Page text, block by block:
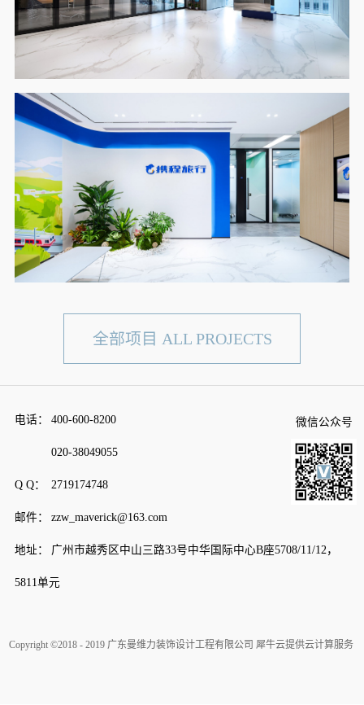
全部项目 ALL PROJECTS
电话： 400-600-8200
020-38049055
Q Q： 2719174748
邮件： zzw_maverick@163.com
地址： 广州市越秀区中山三路33号中华国际中心B座5708/11/12，
5811单元
微信公众号
Copyright ©2018 - 2019 广东曼维力装饰设计工程有限公司 犀牛云提供云计算服务